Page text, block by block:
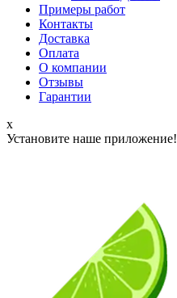
Примеры работ
Контакты
Доставка
Оплата
О компании
Отзывы
Гарантии
x
Установите наше приложение!